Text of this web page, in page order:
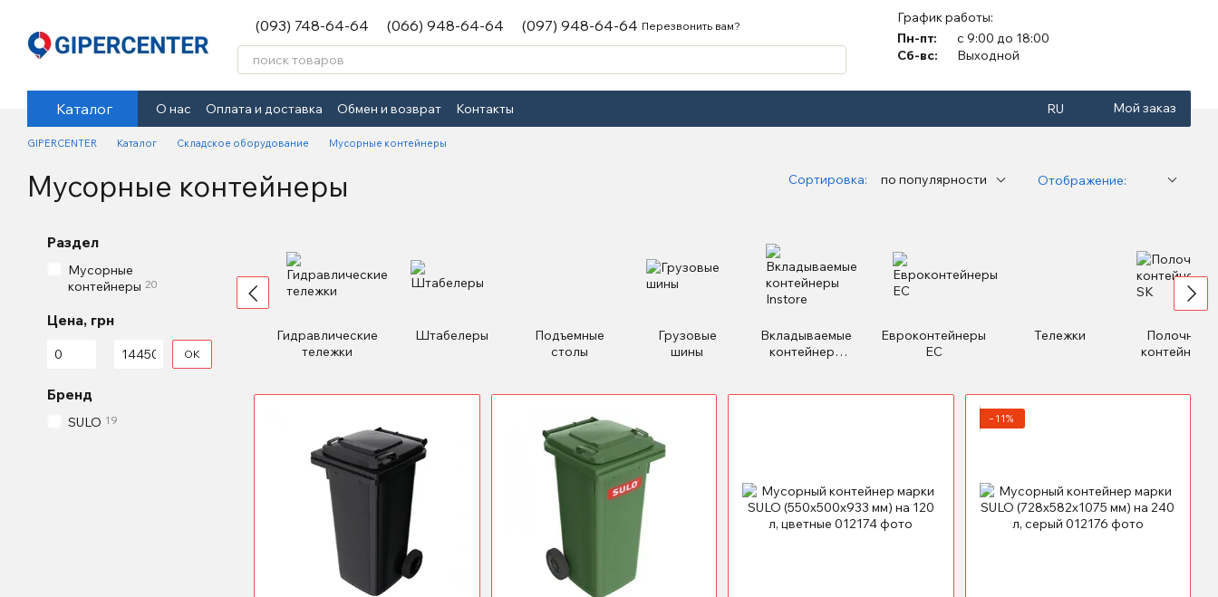
(093) 748-64-64 (066) 948-64-64 (097) 948-64-64 Перезвонить вам?
График работы:
Пн-пт:
с 9:00 до 18:00
Сб-вс:
Выходной
Каталог О нас Оплата и доставка Обмен и возврат Контакты RU Мой заказ
GIPERCENTER Каталог Складское оборудование Мусорные контейнеры
Мусорные контейнеры Сортировка: по популярности Отображение:
Гидравлические
тележки
Штабелеры
Подъемные
столы
Грузовые
шины
Вкладываемые
контейнеры
Евроконтейнеры
ЕС
Тележки
Полочные
контейнеры
−11%
Раздел
Мусорные
контейнеры 20
Цена, грн
От Цена, грн
До Цена, грн OK
Бренд
SULO 19